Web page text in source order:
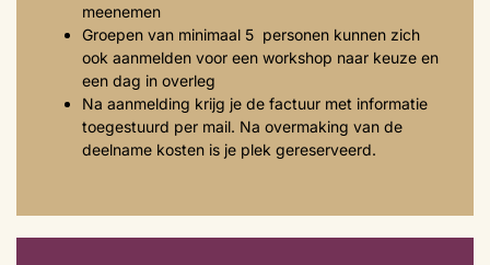
meenemen
Groepen van minimaal 5 personen kunnen zich
ook aanmelden voor een workshop naar keuze en
een dag in overleg
Na aanmelding krijg je de factuur met informatie
toegestuurd per mail. Na overmaking van de
deelname kosten is je plek gereserveerd.